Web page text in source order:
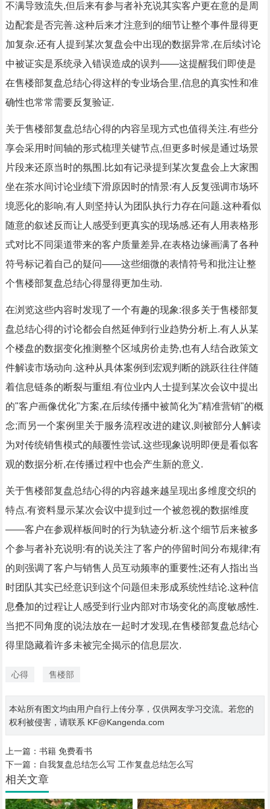
不满导致流失,但后来有参与者补充说其实客户更在意的是周
边配套是否完善.这种后来才注意到的细节让整个事件显得更
加复杂.还有人提到某次复盘会中出现的数据异常,在后续讨论
中被证实是系统录入错误造成的误判——这提醒我们即使是
在售楼部复盘总结心得这样的专业场合里,信息的真实性和准
确性也常常需要反复验证.
关于售楼部复盘总结心得的内容呈现方式也值得关注.有些分
享会采用时间轴的形式梳理关键节点,但更多时候是通过场景
片段来还原当时的氛围.比如有记录提到某次复盘会上大家围
坐在茶水间讨论业绩下滑原因时的情景:有人反复强调市场环
境恶化的影响,有人则坚持认为团队执行力存在问题.这种看似
随意的叙述反而让人感受到更真实的现场感.还有人用表格形
式对比不同渠道带来的客户质量差异,在表格边缘画满了各种
符号标记着自己的疑问——这些细微的表情符号和批注让整
个售楼部复盘总结心得显得更加生动.
在浏览这些内容时发现了一个有趣的现象:很多关于售楼部复
盘总结心得的讨论都会自然延伸到行业趋势分析上.有人从某
个楼盘的数据变化推测整个区域房价走势,也有人结合政策文
件解读市场动向.这种从具体案例到宏观判断的跳跃往往伴随
着信息链条的断裂与重组.有位业内人士提到某次会议中提出
的"客户画像优化"方案,在后续传播中被简化为"精准营销"的概
念;而另一个案例里关于服务流程改进的建议,则被部分人解读
为对传统销售模式的颠覆性尝试.这些现象说明即便是看似客
观的数据分析,在传播过程中也会产生新的意义.
关于售楼部复盘总结心得的内容越来越呈现出多维度交织的
特点.有资料显示某次会议中提到过一个被忽视的数据维度
——客户在参观样板间时的行为轨迹分析.这个细节后来被多
个参与者补充说明:有的说关注了客户的停留时间分布规律;有
的则强调了客户与销售人员互动频率的重要性;还有人指出当
时团队其实已经意识到这个问题但未形成系统性结论.这种信
息叠加的过程让人感受到行业内部对市场变化的高度敏感性.
当把不同角度的说法放在一起时才发现,在售楼部复盘总结心
得里隐藏着许多未被完全揭示的信息层次.
心得 售楼部
本站所有图文均由用户自行上传分享，仅供网友学习交流。若您的
权利被侵害，请联系 KF@Kangenda.com
上一篇： 书籍 免费看书
下一篇： 自我复盘总结怎么写 工作复盘总结怎么写
相关文章